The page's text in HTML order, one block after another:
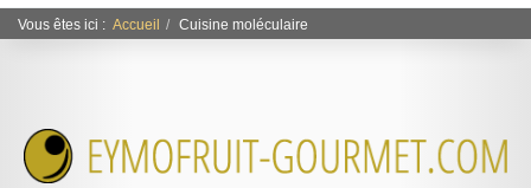
Vous êtes ici : Accueil Cuisine moléculaire